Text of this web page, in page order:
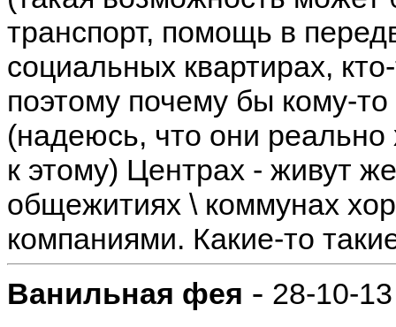
транспорт, помощь в
социальных квартирах,
поэтому почему бы кому-
(надеюсь, что они
к этому) Центрах - живут
общежитиях \ коммунах
компаниями. Какие-то
Ванильная фея - 28-10-